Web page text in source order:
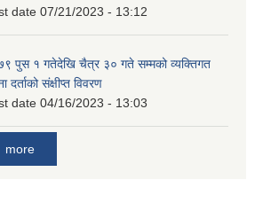
date 07/21/2023 - 13:12
पुस १ गतेदेखि चैत्र ३० गते सम्मको व्यक्तिगत
दर्ताको संक्षीप्त विवरण
date 04/16/2023 - 13:03
more